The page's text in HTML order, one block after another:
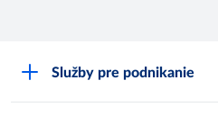
Služby pre podnikanie